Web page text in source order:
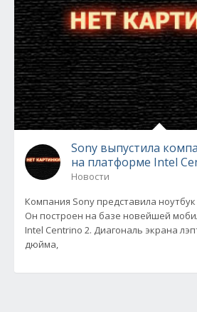
Sony выпустила
на платформе Intel
Новости
Компания Sony представила ноутбук
Он построен на базе новейшей
Intel Centrino 2. Диагональ экрана
дюйма,